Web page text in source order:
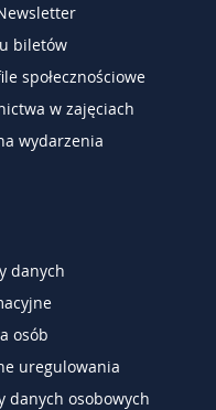
biletów
społecznościowe
w zajęciach
wydarzenia
danych
osób
uregulowania
danych osobowych